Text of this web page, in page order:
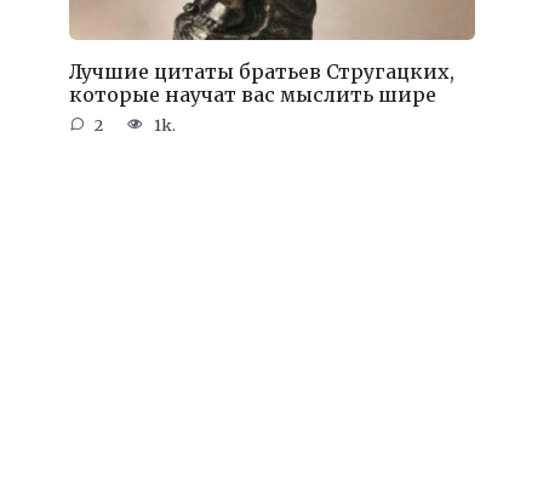
Лучшие цитаты братьев Стругацких,
которые научат вас мыслить шире
2 1k.